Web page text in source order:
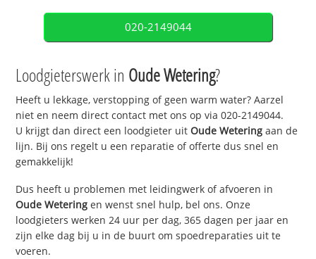
020-2149044
Loodgieterswerk in Oude Wetering?
Heeft u lekkage, verstopping of geen warm water? Aarzel
niet en neem direct contact met ons op via 020-2149044.
U krijgt dan direct een loodgieter uitOude Wetering aan de
lijn. Bij ons regelt u een reparatie of offerte dus snel en
gemakkelijk!
Dus heeft u problemen met leidingwerk of afvoeren in
Oude Wetering en wenst snel hulp, bel ons. Onze
loodgieters werken 24 uur per dag, 365 dagen per jaar en
zijn elke dag bij u in de buurt om spoedreparaties uit te
voeren.